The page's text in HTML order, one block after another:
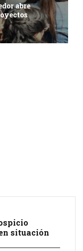
abre
situación